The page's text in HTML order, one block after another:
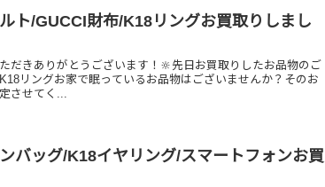
ト/GUCCI財布/K18リングお買取りしまし
だきありがとうございます！🔆先日お買取りしたお品物のご
リングお家で眠っているお品物はございませんか？そのお
させてく...
バッグ/K18イヤリング/スマートフォンお買